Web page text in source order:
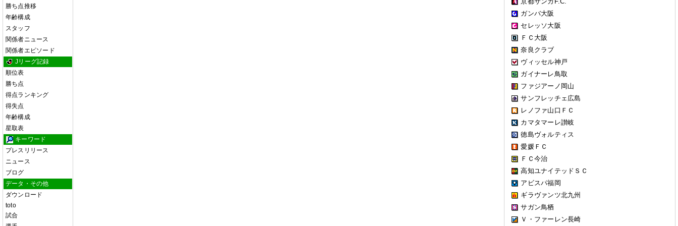
勝ち点推移
年齢構成
スタッフ
関係者ニュース
関係者エピソード
Jリーグ記録
順位表
勝ち点
得点ランキング
得失点
年齢構成
星取表
キーワード
プレスリリース
ニュース
ブログ
データ・その他
ダウンロード
toto
試合
ガンバ大阪
セレッソ大阪
ＦＣ大阪
奈良クラブ
ヴィッセル神戸
ガイナーレ鳥取
ファジアーノ岡山
サンフレッチェ広島
レノファ山口ＦＣ
カマタマーレ讃岐
徳島ヴォルティス
愛媛ＦＣ
ＦＣ今治
高知ユナイテッドＳＣ
アビスパ福岡
ギラヴァンツ北九州
サガン鳥栖
Ｖ・ファーレン長崎